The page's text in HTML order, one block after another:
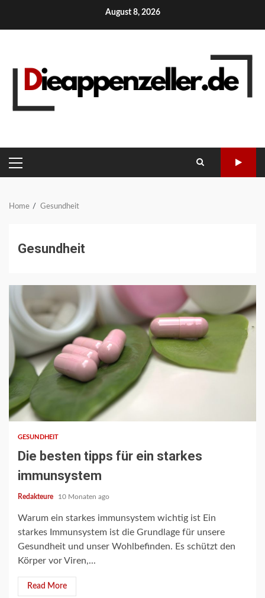
August 8, 2026
PRIMARY
MENU
Home Gesundheit
Gesundheit
3 min read
GESUNDHEIT
Die besten tipps für ein starkes
immunsystem
Redakteure 10 Monaten ago
Warum ein starkes immunsystem wichtig ist Ein
starkes Immunsystem ist die Grundlage für unsere
Gesundheit und unser Wohlbefinden. Es schützt den
Körper vor Viren,...
Read More